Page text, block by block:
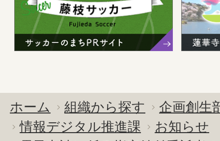
ホーム 組織から探す
企画創生
情報デジタル推進課
お知らせ